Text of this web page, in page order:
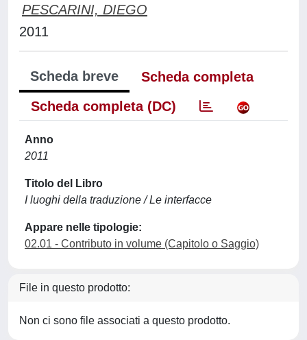
PESCARINI, DIEGO
2011
Scheda breve
Scheda completa
Scheda completa (DC)
Anno
2011
Titolo del Libro
I luoghi della traduzione / Le interfacce
Appare nelle tipologie:
02.01 - Contributo in volume (Capitolo o Saggio)
File in questo prodotto:
Non ci sono file associati a questo prodotto.